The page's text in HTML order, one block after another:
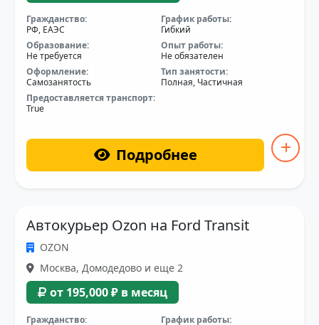
Гражданство:
РФ, ЕАЭС
График работы:
Гибкий
Образование:
Не требуется
Опыт работы:
Не обязателен
Оформление:
Самозанятость
Тип занятости:
Полная, Частичная
Предоставляется транспорт:
True
Подробнее
Автокурьер Ozon на Ford Transit
OZON
Москва, Домодедово и еще 2
от 195,000 ₽ в месяц
Гражданство:
График работы: